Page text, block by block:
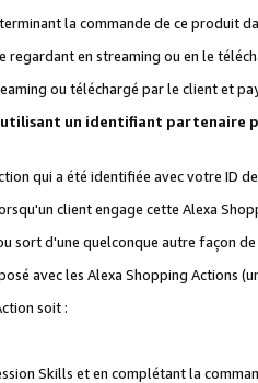
la commande de ce produit
en streaming ou en le
ou téléchargé par le client et
un identifiant partenaire
qui a été identifiée avec votre ID
client engage cette Alexa
d'une quelconque autre façon
avec les Alexa Shopping Actions
soit :
Skills et en complétant la